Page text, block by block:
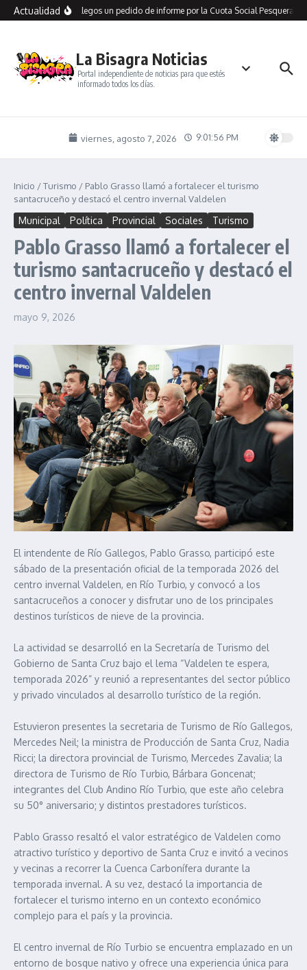
Saltar al contenido
Actualidad
presentó en Río Gallegos un pedido de informe por la Cuota Social Pesquera y
La Bisagra Noticias
Portal independiente de noticias para que estés
informado todos los días.
viernes, agosto 7, 2026 9:01:56 PM
Inicio /Turismo / Pablo Grasso llamó a fortalecer el turismo
santacruceño y destacó el centro invernal Valdelen
Municipal Política Provincial Sociales Turismo
Pablo Grasso llamó a fortalecer el
turismo santacruceño y destacó el
centro invernal Valdelen
mayo 9, 2026
El intendente de Río Gallegos, Pablo Grasso, participó este
sábado de la presentación oficial de la temporada 2026 del
centro invernal Valdelen, en Río Turbio, y convocó a los
santacruceños a conocer y disfrutar uno de los principales
destinos turísticos de nieve de la provincia.
La actividad se desarrolló en la Secretaría de Turismo del
Gobierno de Santa Cruz bajo el lema “Valdelen te espera,
temporada 2026” y reunió a representantes del sector público
y privado vinculados al desarrollo turístico de la región.
Estuvieron presentes la secretaria de Turismo de Río Gallegos,
Mercedes Neil; la ministra de Producción de Santa Cruz, Nadia
Ricci; la directora provincial de Turismo, Mercedes Zavalia; la
directora de Turismo de Río Turbio, Bárbara Goncenat;
integrantes del Club Andino Río Turbio, que este año celebra
su 50° aniversario; y distintos prestadores turísticos.
Pablo Grasso resaltó el valor estratégico de Valdelen como
atractivo turístico y deportivo de Santa Cruz e invitó a vecinos
y vecinas a recorrer la Cuenca Carbonífera durante la
temporada invernal. A su vez, destacó la importancia de
fortalecer el turismo interno en un contexto económico
complejo para el país y la provincia.
El centro invernal de Río Turbio se encuentra emplazado en un
entorno de bosque nativo y ofrece una experiencia única para